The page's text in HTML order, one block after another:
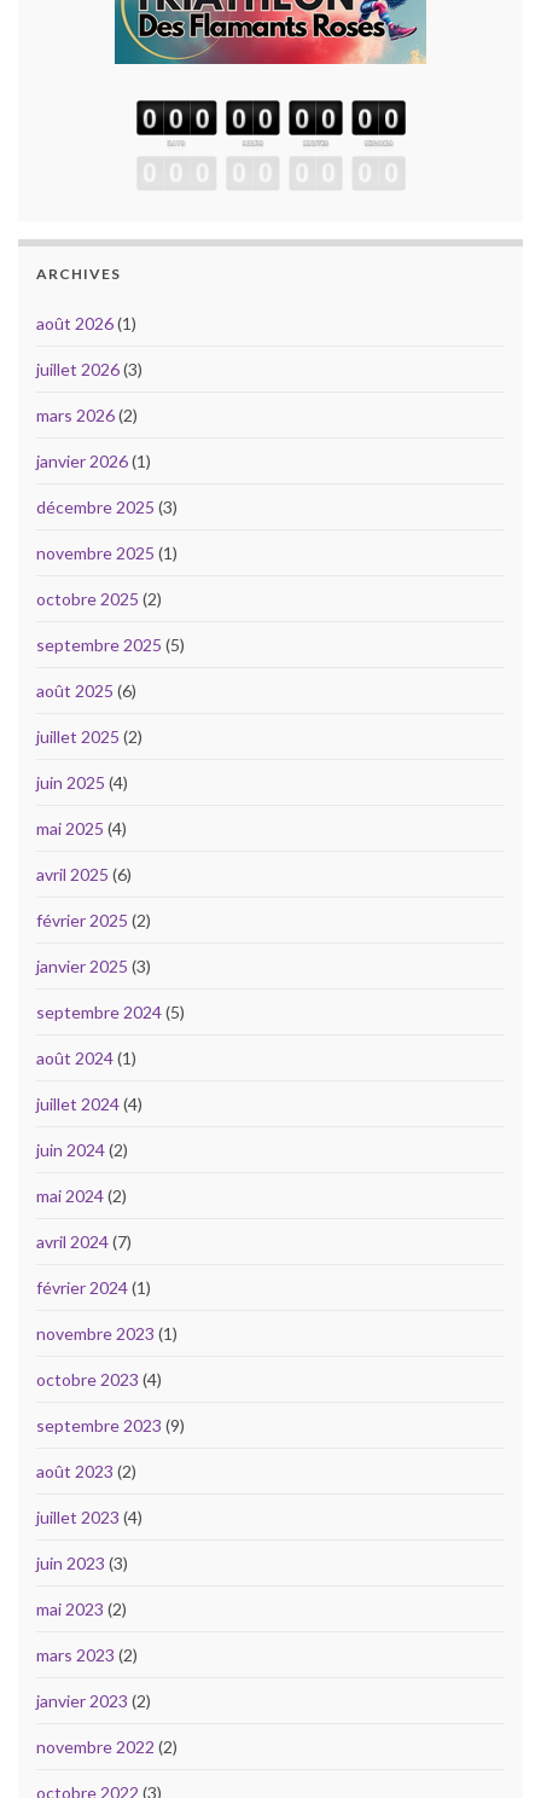
ARCHIVES
août 2026(1)
juillet 2026(3)
mars 2026(2)
janvier 2026(1)
décembre 2025 (3)
novembre 2025 (1)
octobre 2025 (2)
septembre 2025 (5)
août 2025 (6)
juillet 2025 (2)
juin 2025 (4)
mai 2025 (4)
avril 2025 (6)
février 2025 (2)
janvier 2025 (3)
septembre 2024(5)
août 2024(1)
juillet 2024(4)
juin 2024(2)
mai 2024(2)
avril 2024(7)
février 2024(1)
novembre 2023 (1)
octobre 2023 (4)
septembre 2023 (9)
août 2023 (2)
juillet 2023 (4)
juin 2023 (3)
mai 2023 (2)
mars 2023 (2)
janvier 2023 (2)
novembre 2022 (2)
octobre 2022 (3)